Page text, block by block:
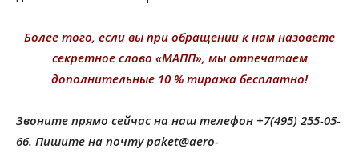
Более того, если вы при обращении к нам назовёте
секретное слово «МАПП», мы отпечатаем
дополнительные 10 % тиража бесплатно!
Звоните прямо сейчас на наш телефон +7(495) 255-05-
66. Пишите на почту paket@aero-